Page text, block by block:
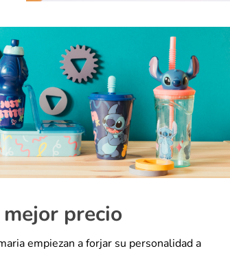
precio
empiezan a forjar su personalidad a